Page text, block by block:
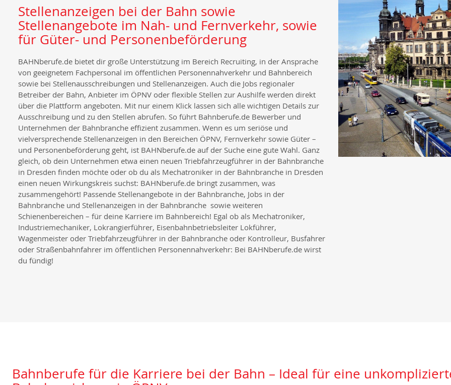
Stellenanzeigen bei der Bahn sowie
Stellenangebote im Nah- und Fernverkehr, sowie
für Güter- und Personenbeförderung
BAHNberufe.de bietet dir große Unterstützung im Bereich Recruiting, in der Ansprache
von geeignetem Fachpersonal im öffentlichen Personennahverkehr und Bahnbereich
sowie bei Stellenausschreibungen und Stellenanzeigen. Auch die Jobs regionaler
Betreiber der Bahn, Anbieter im ÖPNV oder flexible Stellen zur Aushilfe werden direkt
über die Plattform angeboten. Mit nur einem Klick lassen sich alle wichtigen Details zur
Ausschreibung und zu den Stellen abrufen. So führt Bahnberufe.de Bewerber und
Unternehmen der Bahnbranche effizient zusammen. Wenn es um seriöse und
vielversprechende Stellenanzeigen in den Bereichen ÖPNV, Fernverkehr sowie Güter –
und Personenbeförderung geht, ist BAHNberufe.de auf der Suche eine gute Wahl. Ganz
gleich, ob dein Unternehmen etwa einen neuen Triebfahrzeugführer in der Bahnbranche
in Dresden finden möchte oder ob du als Mechatroniker in der Bahnbranche in Dresden
einen neuen Wirkungskreis suchst: BAHNberufe.de bringt zusammen, was
zusammengehört! Passende Stellenangebote in der Bahnbranche, Jobs in der
Bahnbranche und Stellenanzeigen in der Bahnbranche sowie weiteren
Schienenbereichen – für deine Karriere im Bahnbereich! Egal ob als Mechatroniker,
Industriemechaniker, Lokrangierführer, Eisenbahnbetriebsleiter Lokführer,
Wagenmeister oder Triebfahrzeugführer in der Bahnbranche oder Kontrolleur, Busfahrer
oder Straßenbahnfahrer im öffentlichen Personennahverkehr: Bei BAHNberufe.de wirst
du fündig!
Bahnberufe für die Karriere bei der Bahn – Ideal für eine